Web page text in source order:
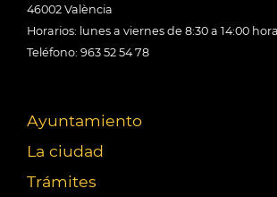
46002 València
Horarios: lunes a viernes de 8:30 a 14:00
Teléfono: 963 52 54 78
Ayuntamiento
La ciudad
Trámites